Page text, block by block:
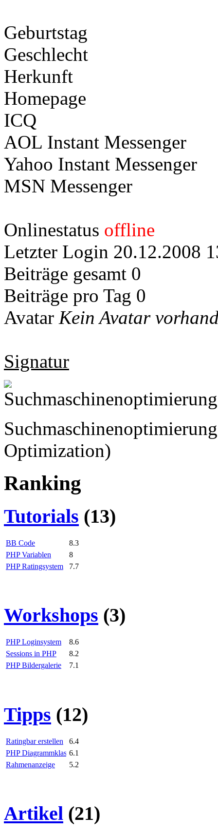
Geburtstag
Geschlecht
Herkunft
Homepage
ICQ
AOL Instant Messenger
Yahoo Instant Messenger
MSN Messenger
Onlinestatus offline
Letzter Login 20.12.2008
Beiträge gesamt 0
Beiträge pro Tag 0
Avatar Kein Avatar
Signatur
Optimization)
Ranking
Tutorials (13)
BB Code
8.3
PHP Variablen
8
PHP Ratingsystem
7.7
Workshops (3)
PHP Loginsystem
8.6
Sessions in PHP
8.2
PHP Bildergalerie
7.1
Tipps (12)
Ratingbar erstellen
6.4
PHP Diagrammklasse6.1
Rahmenanzeige
5.2
Artikel (21)